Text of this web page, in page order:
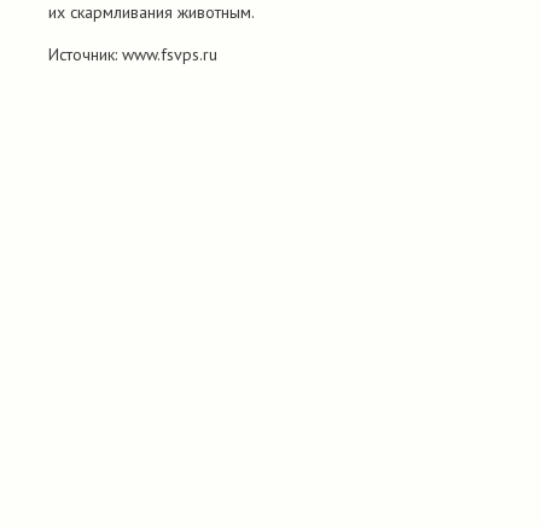
их скармливания животным.
Источник: www.fsvps.ru